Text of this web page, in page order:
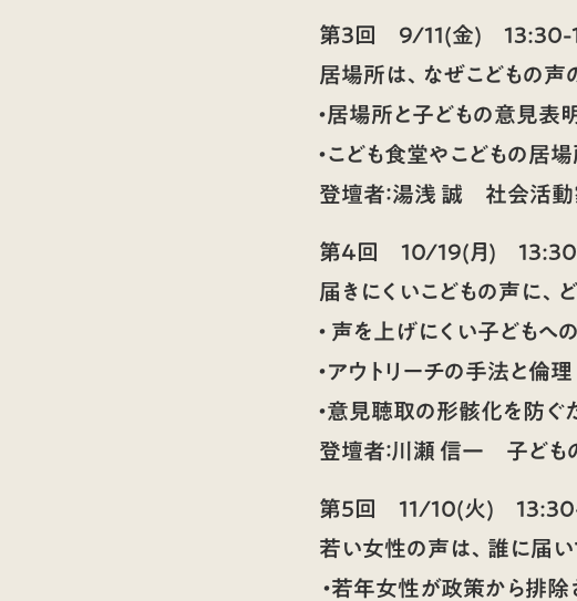
第3回 9/11(金)
居場所は、なぜこどもの声
・居場所と子どもの意見表
・こども食堂やこどもの居
登壇者：湯浅 誠 社会活
第4回 10/19(月)
届きにくいこどもの声に、
・ 声を上げにくい子どもへ
・アウトリーチの手法と倫理
・意見聴取の形骸化を防ぐ
登壇者：川瀬 信一 子ども
第5回 11/10(火)
若い女性の声は、誰に届い
・若年女性が政策から排